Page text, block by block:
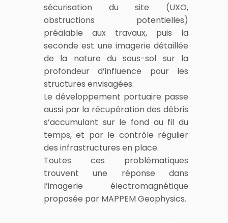
sécurisation du site (UXO,
obstructions potentielles)
préalable aux travaux, puis la
seconde est une imagerie détaillée
de la nature du sous-sol sur la
profondeur d’influence pour les
structures envisagées.
Le développement portuaire passe
aussi par la récupération des débris
s’accumulant sur le fond au fil du
temps, et par le contrôle régulier
des infrastructures en place.
Toutes ces problématiques
trouvent une réponse dans
l’imagerie électromagnétique
proposée par MAPPEM Geophysics.